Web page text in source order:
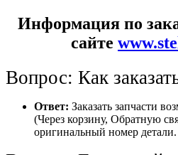
Информация по
сайте
Вопрос: Как
Ответ: Заказать запчасти
(Через корзину, Обратную
оригинальный номер детали.